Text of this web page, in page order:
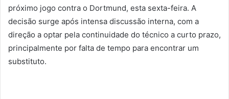
próximo jogo contra o Dortmund, esta sexta-feira. A
decisão surge após intensa discussão interna, com a
direção a optar pela continuidade do técnico a curto prazo,
principalmente por falta de tempo para encontrar um
substituto.